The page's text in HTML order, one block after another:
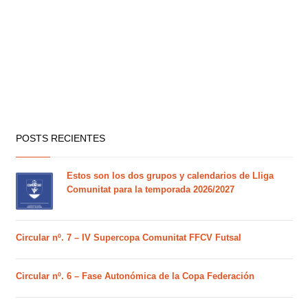
POSTS RECIENTES
Estos son los dos grupos y calendarios de Lliga
Comunitat para la temporada 2026/2027
Circular nº. 7 – IV Supercopa Comunitat FFCV Futsal
Circular nº. 6 – Fase Autonómica de la Copa Federación